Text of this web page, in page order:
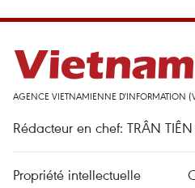
AGENCE VIETNAMIENNE D'INFORMATION
Rédacteur en chef: TRÂN
Propriété intellectuelle